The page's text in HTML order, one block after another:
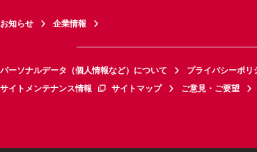
お知らせ 企業情報
パーソナルデータ（個人情報など）について プライバシーポリ
サイトメンテナンス情報
サイトマップ ご意見・ご要望